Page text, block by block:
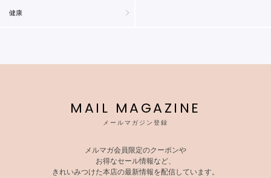
健康
MAIL MAGAZINE
メールマガジン登録
メルマガ会員限定のクーポンや
お得なセール情報など、
きれいみつけた本店の最新情報を配信しています。